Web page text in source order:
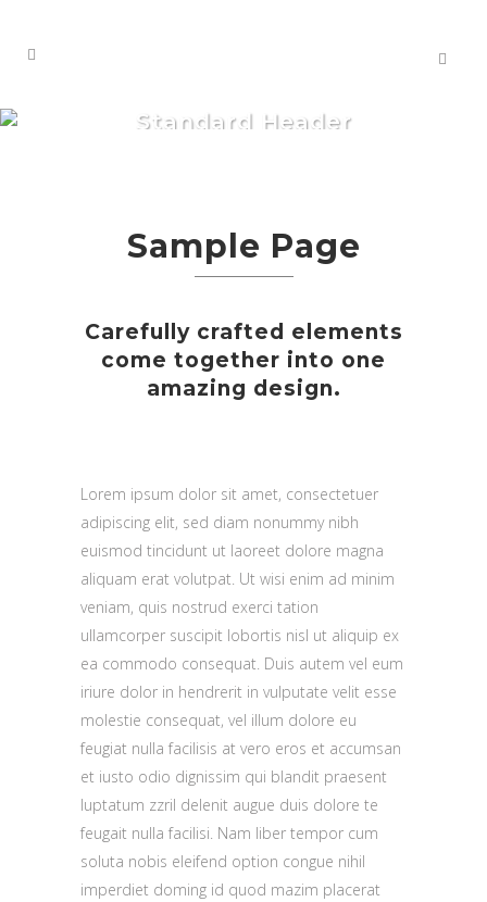
Standard Header
Sample Page
Carefully crafted elements
come together into one
amazing design.
Lorem ipsum dolor sit amet, consectetuer
adipiscing elit, sed diam nonummy nibh
euismod tincidunt ut laoreet dolore magna
aliquam erat volutpat. Ut wisi enim ad minim
veniam, quis nostrud exerci tation
ullamcorper suscipit lobortis nisl ut aliquip ex
ea commodo consequat. Duis autem vel eum
iriure dolor in hendrerit in vulputate velit esse
molestie consequat, vel illum dolore eu
feugiat nulla facilisis at vero eros et accumsan
et iusto odio dignissim qui blandit praesent
luptatum zzril delenit augue duis dolore te
feugait nulla facilisi. Nam liber tempor cum
soluta nobis eleifend option congue nihil
imperdiet doming id quod mazim placerat